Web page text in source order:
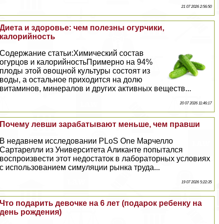
21 07 2026 2:56:50
Диета и здоровье: чем полезны огурчики,
калорийность
Содержание статьи:Химический состав
огурцов и калорийностьПримерно на 94%
плоды этой овощной культуры состоят из
воды, а остальное приходится на долю
витаминов, минералов и других активных веществ...
20 07 2026 11:46:17
Почему левши заpaбатывают меньше, чем правши
В недавнем исследовании PLoS One Марчелло
Сартарелли из Университета Аликанте попытался
воспроизвести этот недостаток в лабораторных условиях
с использованием симуляции рынка труда...
19 07 2026 5:22:35
Что подарить дeвoчке на 6 лет (подарок ребенку на
день рождения)